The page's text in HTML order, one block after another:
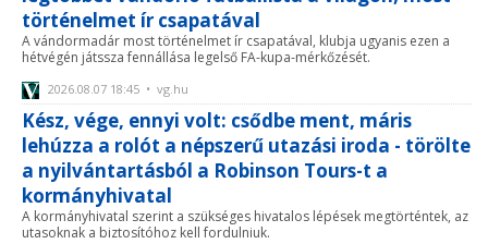
történelmet ír csapatával
A vándormadár most történelmet ír csapatával, klubja ugyanis ezen a
hétvégén játssza fennállása legelső FA-kupa-mérkőzését.
2026.08.07 18:45 • vg.hu
Kész, vége, ennyi volt: csődbe ment, máris
lehúzza a rolót a népszerű utazási iroda - törölte
a nyilvántartásból a Robinson Tours-t a
kormányhivatal
A kormányhivatal szerint a szükséges hivatalos lépések megtörténtek, az
utasoknak a biztosítóhoz kell fordulniuk.